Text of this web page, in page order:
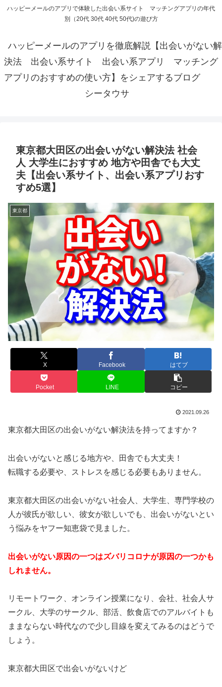
ハッピーメールのアプリで体験した出会い系サイト マッチングアプリの年代
別（20代 30代 40代 50代)の遊び方
ハッピーメールのアプリを徹底解説【出会いがない解
決法 出会い系サイト 出会い系アプリ マッチング
アプリのおすすめの使い方】をシェアするブログ
シータウサ
東京都大田区の出会いがない解決法 社会
人 大学生におすすめ 地方や田舎でも大丈
夫【出会い系サイト、出会い系アプリおす
すめ5選】
東京都
X Facebook はてブ
Pocket LINE コピー
2021.09.26
東京都大田区の出会いがない解決法を持ってますか？
出会いがないと感じる地方や、田舎でも大丈夫！
転職する必要や、ストレスを感じる必要もありません。
東京都大田区の出会いがない社会人、大学生、専門学校の
人が彼氏が欲しい、彼女が欲しいでも、出会いがないとい
う悩みをヤフー知恵袋で見ました。
出会いがない原因の一つはズバリコロナが原因の一つかも
しれません。
リモートワーク、オンライン授業になり、会社、社会人サ
ークル、大学のサークル、部活、飲食店でのアルバイトも
ままならない時代なので少し目線を変えてみるのはどうで
しょう。
東京都大田区で出会いがないけど